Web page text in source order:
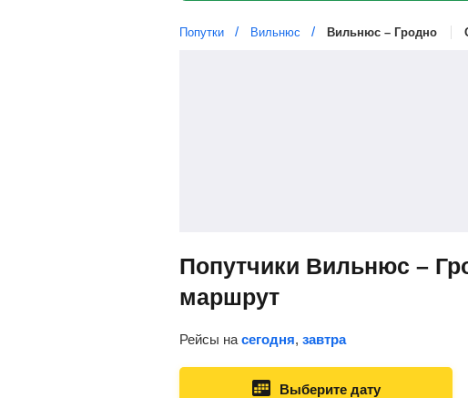
Попутки Вильнюс Вильнюс – Гродно
Попутчики Вильнюс –
маршрут
Рейсы на сегодня, завтра
Выберите дату